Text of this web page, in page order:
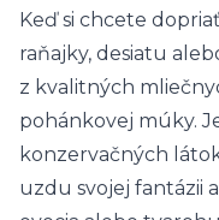
Keď si chcete
raňajky, desiatu
z kvalitných
pohánkovej múky.
konzervačných
uzdu svojej fantázii